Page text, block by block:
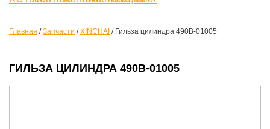
Главная /Запчасти /XINCHAI / Гильза цилиндра 490B-01005
ГИЛЬЗА ЦИЛИНДРА 490B-01005